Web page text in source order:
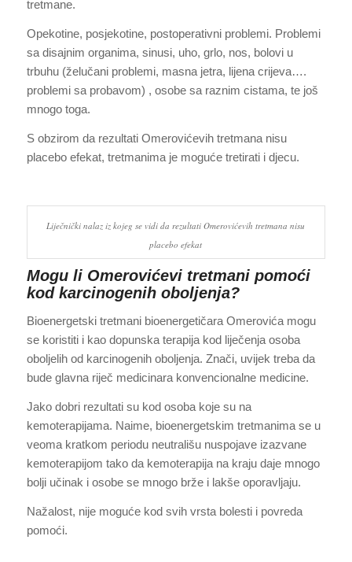
tretmane.
Opekotine, posjekotine, postoperativni problemi. Problemi
sa disajnim organima, sinusi, uho, grlo, nos, bolovi u
trbuhu (želučani problemi, masna jetra, lijena crijeva….
problemi sa probavom) , osobe sa raznim cistama, te još
mnogo toga.
S obzirom da rezultati Omerovićevih tretmana nisu
placebo efekat, tretmanima je moguće tretirati i djecu.
Liječnički nalaz iz kojeg se vidi da rezultati Omerovićevih tretmana nisu
placebo efekat
Mogu li Omerovićevi tretmani pomoći
kod karcinogenih oboljenja?
Bioenergetski tretmani bioenergetičara Omerovića mogu
se koristiti i kao dopunska terapija kod liječenja osoba
oboljelih od karcinogenih oboljenja. Znači, uvijek treba da
bude glavna riječ medicinara konvencionalne medicine.
Jako dobri rezultati su kod osoba koje su na
kemoterapijama. Naime, bioenergetskim tretmanima se u
veoma kratkom periodu neutrališu nuspojave izazvane
kemoterapijom tako da kemoterapija na kraju daje mnogo
bolji učinak i osobe se mnogo brže i lakše oporavljaju.
Nažalost, nije moguće kod svih vrsta bolesti i povreda
pomoći.